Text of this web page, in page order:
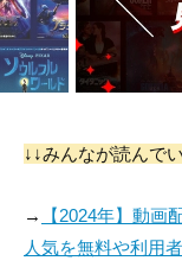
役：Pierre Rissient
↓↓みんなが読んで
→
【2024年】動画
人気を無料や利用